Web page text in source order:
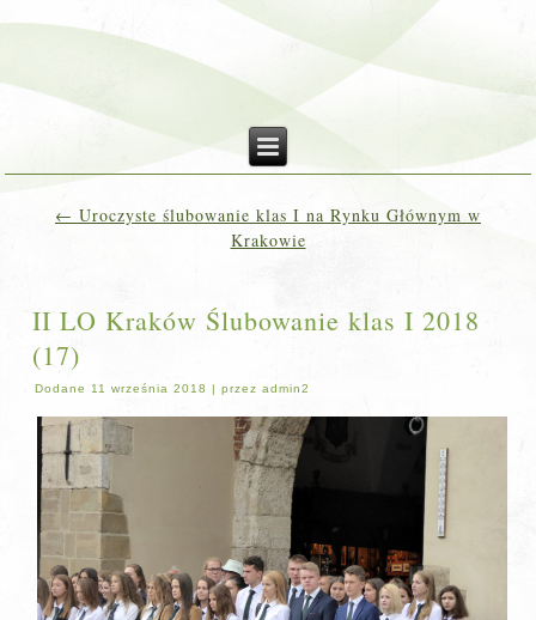
← Uroczyste ślubowanie klas I na Rynku Głównym w
Krakowie
II LO Kraków Ślubowanie klas I 2018
(17)
Dodane 11 września 2018 |przez admin2